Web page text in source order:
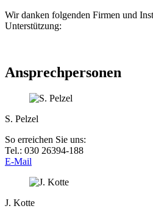
Wir danken folgenden Firmen und
Unterstützung:
Ansprechpersonen
S. Pelzel
So erreichen Sie uns:
Tel.: 030 26394-188
E-Mail
J. Kotte